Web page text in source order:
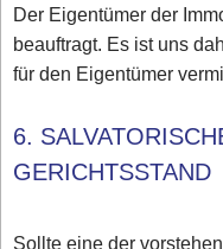
Der Eigentümer der
beauftragt. Es ist uns
für den Eigentümer
6.
GERICHTSSTAND